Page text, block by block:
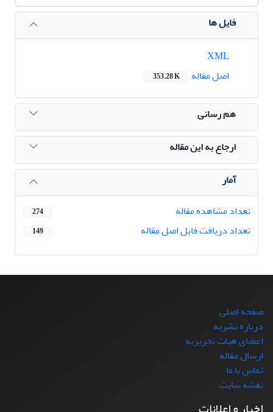
فایل ها
اصل مقاله
353.28 K
هم رسانی
ارجاع به این مقاله
آمار
تعداد مشاهده مقاله
274
تعداد دریافت فایل اصل مقاله 149
صفحه اصلی
درباره نشریه
اعضای هیات تحریریه
ارسال مقاله
تماس با ما
نقشه سایت